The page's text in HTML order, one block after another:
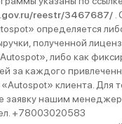
reestr/3467687/
определяется
полученной
либо как
за каждого
клиента. Для
заявку нашим
+78003020583